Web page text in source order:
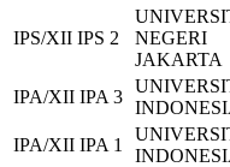
IPS/XII IPS 2
NEGERI
JAKARTA
IPA/XII IPA 3
IPA/XII IPA 1